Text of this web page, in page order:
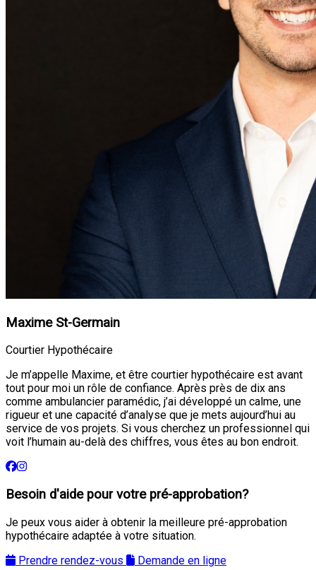
Maxime St-Germain
Courtier Hypothécaire
Je m’appelle Maxime, et être courtier hypothécaire est avant
tout pour moi un rôle de confiance. Après près de dix ans
comme ambulancier paramédic, j’ai développé un calme, une
rigueur et une capacité d’analyse que je mets aujourd’hui au
service de vos projets. Si vous cherchez un professionnel qui
voit l’humain au-delà des chiffres, vous êtes au bon endroit.
Besoin d'aide pour votre pré-approbation?
Je peux vous aider à obtenir la meilleure pré-approbation
hypothécaire adaptée à votre situation.
Prendre rendez-vous
Demande en ligne